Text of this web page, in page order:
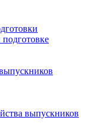
выпускников